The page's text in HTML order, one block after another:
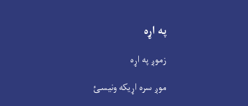
په اړه
زموږ په اړه
موږ سره اړیکه ونیسئ